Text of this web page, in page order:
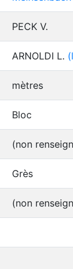
PECK V.
ARNOLDI L.
mètres
Bloc
(non
Grès
(non